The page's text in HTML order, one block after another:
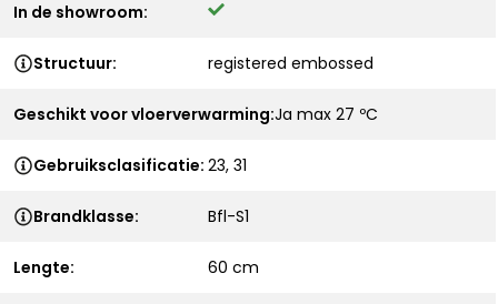
In de showroom:
Structuur: registered embossed
Geschikt voor vloerverwarming:Ja max 27 ºC
Gebruiksclasificatie: 23, 31
Brandklasse: Bfl-S1
Lengte: 60 cm